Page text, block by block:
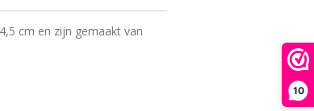
10
cm en zijn gemaakt van